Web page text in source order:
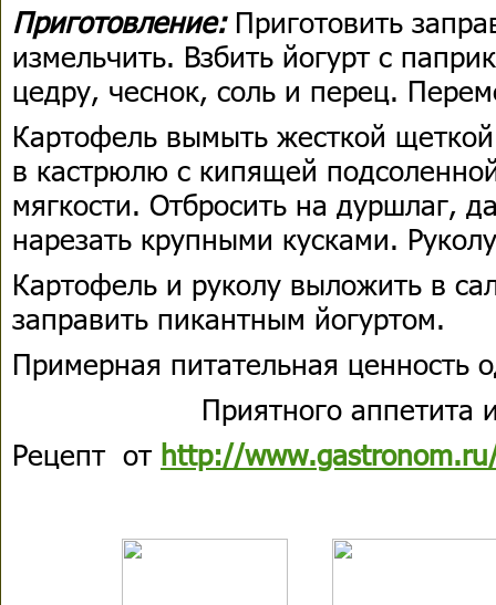
Приготовление:Приготовить
измельчить. Взбить йогурт с
цедру, чеснок, соль и перец.
Картофель вымыть жесткой
в кастрюлю с кипящей
мягкости. Отбросить на дуршлаг,
нарезать крупными кусками.
Картофель и руколу выложить в
заправить пикантным йогуртом.
Примерная питательная ценность
Приятного аппетита
Рецепт от http://